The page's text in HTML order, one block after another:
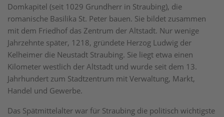
Domkapitel (seit 1029 Grundherr in Straubing), die
romanische Basilika St. Peter bauen. Sie bildet zusammen
mit dem Friedhof das Zentrum der Altstadt. Nur wenige
Jahrzehnte später, 1218, gründete Herzog Ludwig der
Kelheimer die Neustadt Straubing. Sie liegt etwa einen
Kilometer westlich der Altstadt und wurde seit dem 13.
Jahrhundert zum Stadtzentrum mit Verwaltung, Markt,
Handel und Gewerbe.
Das Spätmittelalter war für Straubing die politisch wichtigste